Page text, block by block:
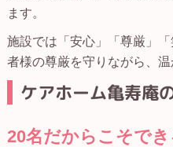
ます。
施設では「安心」「尊厳」
者様の尊厳を守りながら、
ケアホーム亀寿庵
20名だからこそで